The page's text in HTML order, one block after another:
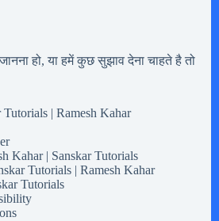
हो, या हमें कुछ सुझाव देना चाहते है तो
| Ramesh Kahar
Kahar | Sanskar Tutorials
Tutorials | Ramesh Kahar
Tutorials